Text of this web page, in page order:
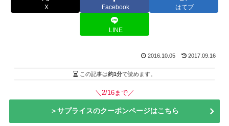
X Facebook はてブ
LINE
2016.10.05 2017.09.16
この記事は約1分で読めます。
＼2/16まで／
＞サプライスのクーポンページはこちら